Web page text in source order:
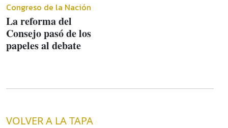
Congreso de la Nación
La reforma del
Consejo pasó de los
papeles al debate
VOLVER A LA TAPA